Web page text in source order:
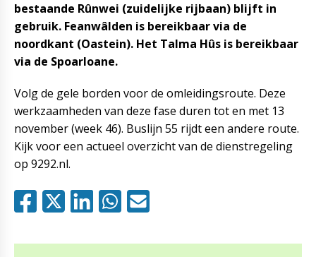
bestaande Rûnwei (zuidelijke rijbaan) blijft in
gebruik. Feanwâlden is bereikbaar via de
noordkant (Oastein). Het Talma Hûs is bereikbaar
via de Spoarloane.
Volg de gele borden voor de omleidingsroute. Deze
werkzaamheden van deze fase duren tot en met 13
november (week 46). Buslijn 55 rijdt een andere route.
Kijk voor een actueel overzicht van de dienstregeling
op 9292.nl.